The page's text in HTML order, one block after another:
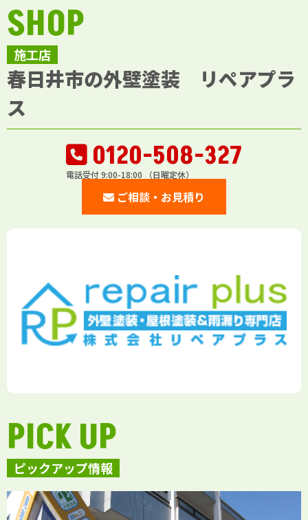
施工店
SHOP
春日井市の外壁塗装 リペアプラ
ス
0120-508-327
電話受付 9:00-18:00 （日曜定休）
ご相談・お見積り
ピックアップ情報
PICK UP